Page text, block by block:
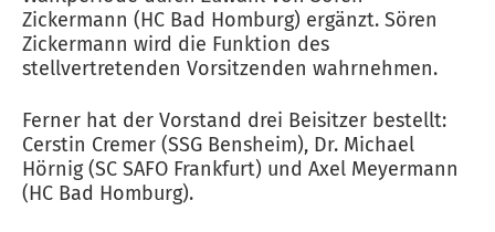
Zickermann (HC Bad Homburg) ergänzt. Sören
Zickermann wird die Funktion des
stellvertretenden Vorsitzenden wahrnehmen.
Ferner hat der Vorstand drei Beisitzer bestellt:
Cerstin Cremer (SSG Bensheim), Dr. Michael
Hörnig (SC SAFO Frankfurt) und Axel Meyermann
(HC Bad Homburg).